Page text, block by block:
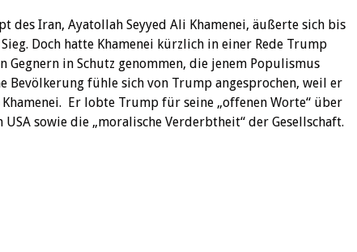
des Iran, Ayatollah Seyyed Ali Khamenei, äußerte sich bis
Doch hatte Khamenei kürzlich in einer Rede Trump
Gegnern in Schutz genommen, die jenem Populismus
Bevölkerung fühle sich von Trump angesprochen, weil er
Er lobte Trump für seine „offenen Worte“ über
sowie die „moralische Verderbtheit“ der Gesellschaft.